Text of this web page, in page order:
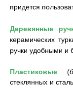
придется
Деревянные
керамических
ручки удобными и
Пластиковые (
стеклянных и